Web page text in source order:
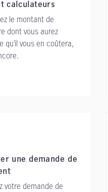
calculateurs
le montant de
dont vous aurez
qu’il vous en coûtera,
une demande de
votre demande de